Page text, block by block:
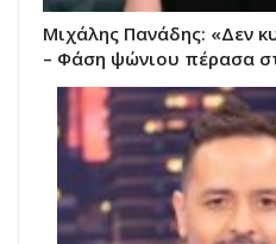
Μιχάλης Πανάδης: «Δεν
– Φάση ψώνιου πέρασα